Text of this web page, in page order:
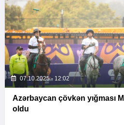
07.10.2025 - 12:02
Azərbaycan çövkən yığması
oldu